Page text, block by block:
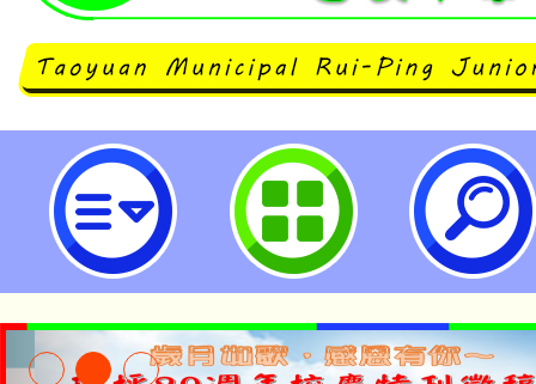
登革熱宣導-桃園市立瑞坪國民中學